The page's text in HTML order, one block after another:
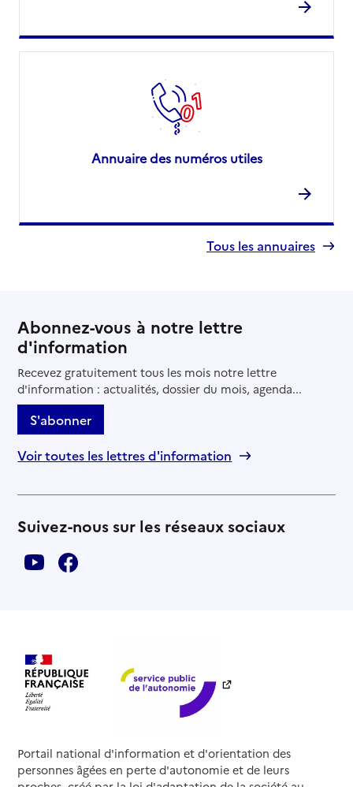
Annuaire des numéros utiles
Tous les annuaires
Abonnez-vous à notre lettre
d'information
Recevez gratuitement tous les mois notre lettre
d'information : actualités, dossier du mois, agenda...
S'abonner
Voir toutes les lettres d'information
Suivez-nous sur les réseaux sociaux
Portail national d'information et d'orientation des
personnes âgées en perte d'autonomie et de leurs